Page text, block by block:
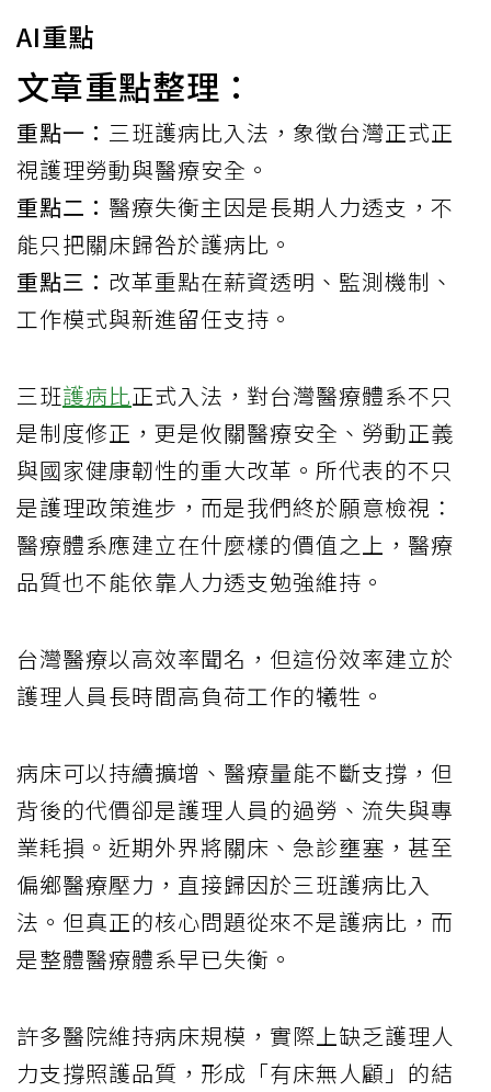
AI重點
文章重點整理：
重點一： 三班護病比入法，象徵台灣正式正
視護理勞動與醫療安全。
重點二： 醫療失衡主因是長期人力透支，不
能只把關床歸咎於護病比。
重點三： 改革重點在薪資透明、監測機制、
工作模式與新進留任支持。
三班護病比正式入法，對台灣醫療體系不只
是制度修正，更是攸關醫療安全、勞動正義
與國家健康韌性的重大改革。所代表的不只
是護理政策進步，而是我們終於願意檢視：
醫療體系應建立在什麼樣的價值之上，醫療
品質也不能依靠人力透支勉強維持。
台灣醫療以高效率聞名，但這份效率建立於
護理人員長時間高負荷工作的犧牲。
病床可以持續擴增、醫療量能不斷支撐，但
背後的代價卻是護理人員的過勞、流失與專
業耗損。近期外界將關床、急診壅塞，甚至
偏鄉醫療壓力，直接歸因於三班護病比入
法。但真正的核心問題從來不是護病比，而
是整體醫療體系早已失衡。
許多醫院維持病床規模，實際上缺乏護理人
力支撐照護品質，形成「有床無人顧」的結